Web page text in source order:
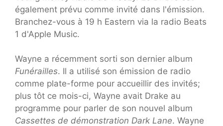
également prévu comme invité dans l'émission.
Branchez-vous à 19 h Eastern via la radio Beats
1 d'Apple Music.
Wayne a récemment sorti son dernier album
Funérailles. Il a utilisé son émission de radio
comme plate-forme pour accueillir des invités;
plus tôt ce mois-ci, Wayne avait Drake au
programme pour parler de son nouvel album
Cassettes de démonstration Dark Lane. Wayne